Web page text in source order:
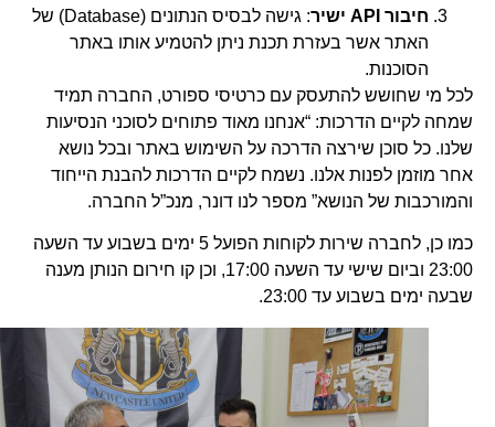
חיבורAPI ישיר
: גישה לבסיס הנתונים (Database) של
האתר אשר בעזרת תכנת ניתן להטמיע אותו באתר
הסוכנות.
לכל מי שחושש להתעסק עם כרטיסי ספורט, החברה תמיד
שמחה לקיים הדרכות: “אנחנו מאוד פתוחים לסוכני הנסיעות
שלנו. כל סוכן שירצה הדרכה על השימוש באתר ובכל נושא
אחר מוזמן לפנות אלנו. נשמח לקיים הדרכות להבנת הייחוד
והמורכבות של הנושא” מספר לנו דונר, מנכ”ל החברה.
כמו כן, לחברה שירות לקוחות הפועל 5 ימים בשבוע עד השעה
23:00 וביום שישי עד השעה 17:00, וכן קו חירום הנותן מענה
שבעה ימים בשבוע עד 23:00.